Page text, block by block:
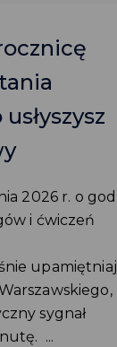
2026 r. o
i ćwiczeń
sygnał
...